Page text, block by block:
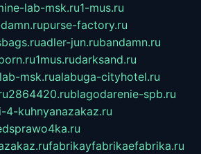
lab-msk.ru1-mus.ru
purse-factory.ru
adler-jun.rubandamn.ru
1mus.rudarksand.ru
msk.rualabuga-cityhotel.ru
2864420.rublagodarenie-spb.ru
4-kuhnyanazakaz.ru
fabrikayfabrikaefabrika.ru